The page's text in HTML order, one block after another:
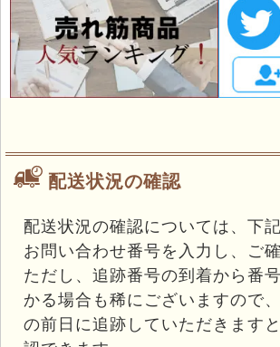
配送状況の確認
配送状況の確認については、下
お問い合わせ番号を入力し、ご
ただし、追跡番号の到着から番
かる場合も稀にございますので
の前日に追跡していただきます